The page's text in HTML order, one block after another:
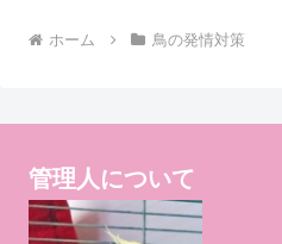
ホーム 鳥の発情対策
管理人について